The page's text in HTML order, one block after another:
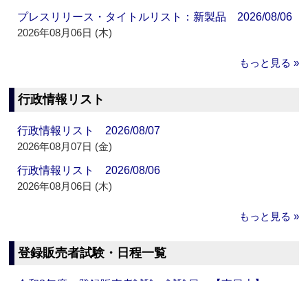
プレスリリース・タイトルリスト：新製品 2026/08/06
2026年08月06日 (木)
もっと見る »
行政情報リスト
行政情報リスト 2026/08/07
2026年08月07日 (金)
行政情報リスト 2026/08/06
2026年08月06日 (木)
もっと見る »
登録販売者試験・日程一覧